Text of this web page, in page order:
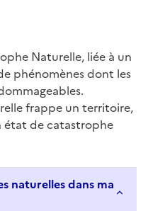
le presse-papier
Naturelle, liée à un
phénomènes dont les
frappe un territoire,
état de catastrophe
naturelles dans ma